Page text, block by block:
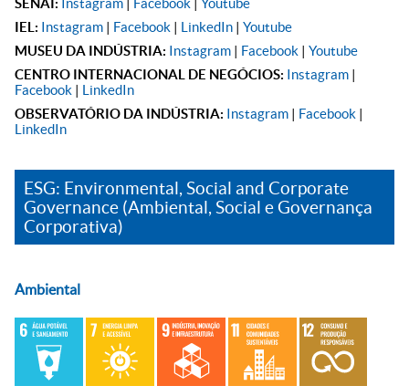
IEL: Instagram | Facebook | LinkedIn | Youtube
MUSEU DA INDÚSTRIA: Instagram | Facebook | Youtube
CENTRO INTERNACIONAL DE NEGÓCIOS: Instagram |
Facebook | LinkedIn
OBSERVATÓRIO DA INDÚSTRIA: Instagram | Facebook |
LinkedIn
ESG: Environmental, Social and Corporate
Governance (Ambiental, Social e Governança
Corporativa)
Ambiental